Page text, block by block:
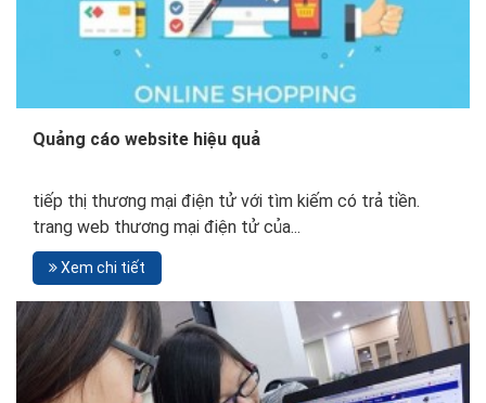
Quảng cáo website hiệu quả
tiếp thị thương mại điện tử với tìm kiếm có trả tiền.
trang web thương mại điện tử của...
Xem chi tiết